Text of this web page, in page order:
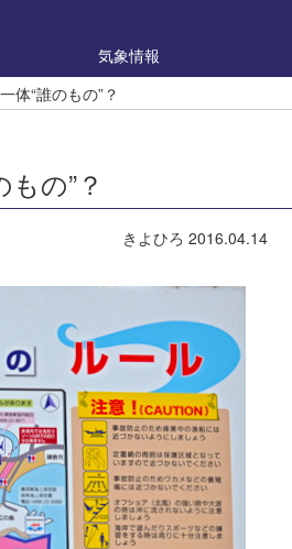
気象情報
体“誰のもの”？
の”？
きよひろ 2016.04.14